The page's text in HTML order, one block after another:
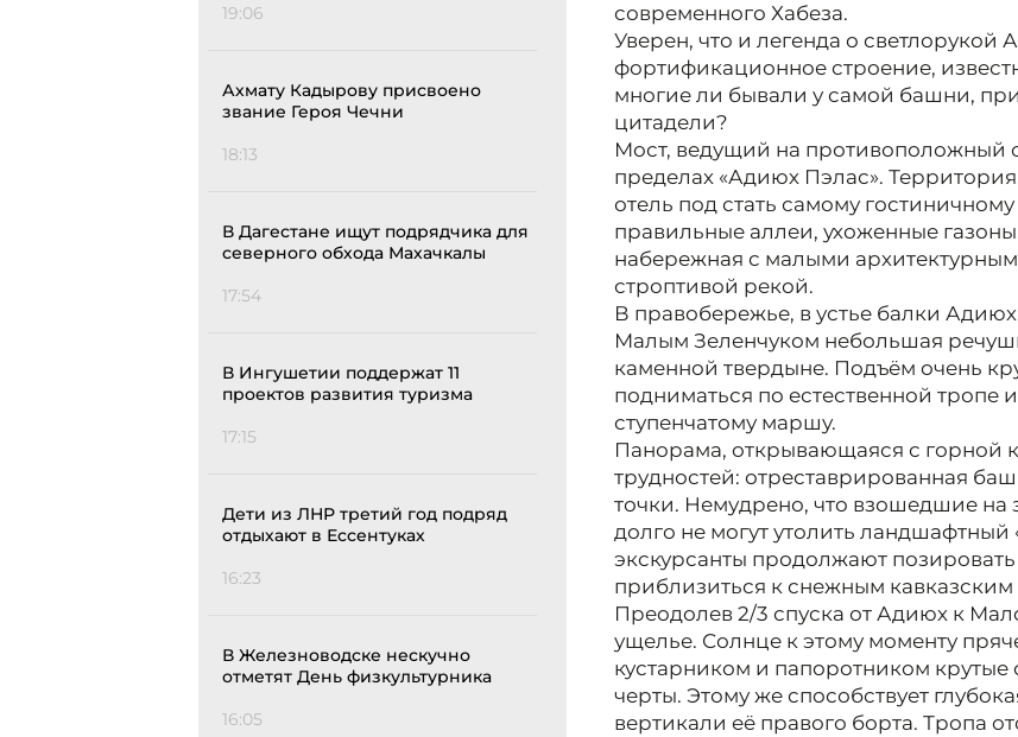
19:06
Ахмату Кадырову присвоено
звание Героя Чечни
18:13
В Дагестане ищут подрядчика для
северного обхода Махачкалы
17:54
В Ингушетии поддержат 11
проектов развития туризма
17:15
Дети из ЛНР третий год подряд
отдыхают в Ессентуках
16:23
В Железноводске нескучно
отметят День физкультурника
16:05
современного Хабеза.
Уверен, что и легенда о
фортификационное строение,
многие ли бывали у самой башни,
цитадели?
Мост, ведущий на противоположный
пределах «Адиюх Пэлас».
отель под стать самому
правильные аллеи, ухоженные
набережная с малыми
строптивой рекой.
В правобережье, в устье балки
Малым Зеленчуком небольшая
каменной твердыне. Подъём очень
подниматься по естественной тропе
ступенчатому маршу.
Панорама, открывающаяся с горной
трудностей: отреставрированная
точки. Немудрено, что взошедшие на
долго не могут утолить ландшафтный
экскурсанты продолжают
приблизиться к снежным
Преодолев 2/3 спуска от Адиюх к
ущелье. Солнце к этому моменту
кустарником и папоротником
черты. Этому же способствует
вертикали её правого борта. Тропа